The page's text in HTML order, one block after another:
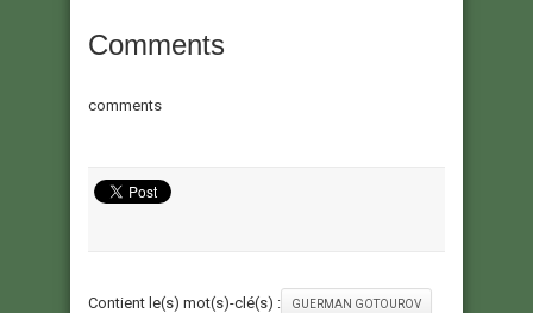
Comments
comments
Contient le(s) mot(s)-clé(s) : GUERMAN GOTOUROV